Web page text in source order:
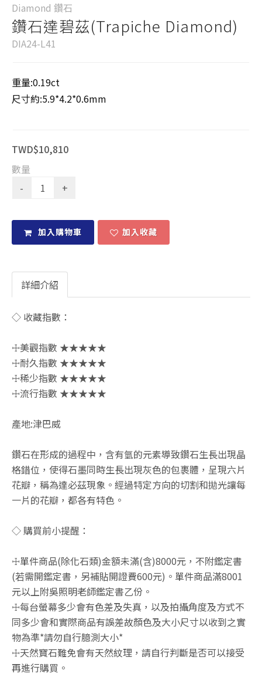
Diamond 鑽石
鑽石達碧茲(Trapiche Diamond)
DIA24-L41
重量:0.19ct
尺寸約:5.9*4.2*0.6mm
TWD$10,810
數量
加入購物車 加入收藏
詳細介紹
◇ 收藏指數：
☩美觀指數 ★★★★★
☩耐久指數 ★★★★★
☩稀少指數 ★★★★★
☩流行指數 ★★★★★
產地:津巴威
鑽石在形成的過程中，含有氫的元素導致鑽石生長出現晶
格錯位，使得石墨同時生長出現灰色的包裹體，呈現六片
花瓣，稱為達必茲現象。經過特定方向的切割和拋光讓每
一片的花瓣，都各有特色。
◇ 購買前小提醒：
☩單件商品(除化石類)金額未滿(含)8000元，不附鑑定書
(若需開鑑定書，另補貼開證費600元)。單件商品滿8001
元以上附吳照明老師鑑定書乙份。
☩每台螢幕多少會有色差及失真，以及拍攝角度及方式不
同多少會和實際商品有誤差故顏色及大小尺寸以收到之實
物為準*請勿自行臆測大小*
☩天然寶石難免會有天然紋理，請自行判斷是否可以接受
再進行購買。